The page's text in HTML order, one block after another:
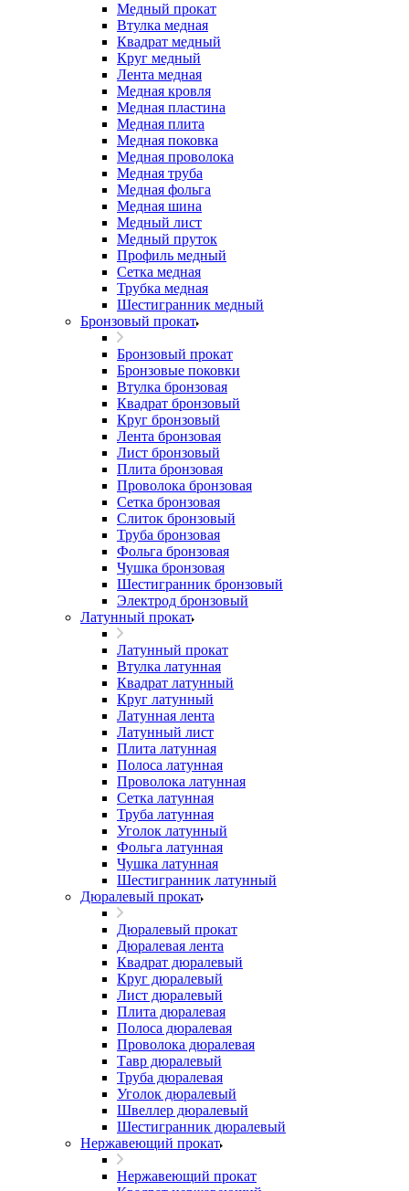
Медный прокат
Втулка медная
Квадрат медный
Круг медный
Лента медная
Медная кровля
Медная пластина
Медная плита
Медная поковка
Медная проволока
Медная труба
Медная фольга
Медная шина
Медный лист
Медный пруток
Профиль медный
Сетка медная
Трубка медная
Шестигранник медный
Бронзовый прокат
Бронзовый прокат
Бронзовые поковки
Втулка бронзовая
Квадрат бронзовый
Круг бронзовый
Лента бронзовая
Лист бронзовый
Плита бронзовая
Проволока бронзовая
Сетка бронзовая
Слиток бронзовый
Труба бронзовая
Фольга бронзовая
Чушка бронзовая
Шестигранник бронзовый
Электрод бронзовый
Латунный прокат
Латунный прокат
Втулка латунная
Квадрат латунный
Круг латунный
Латунная лента
Латунный лист
Плита латунная
Полоса латунная
Проволока латунная
Сетка латунная
Труба латунная
Уголок латунный
Фольга латунная
Чушка латунная
Шестигранник латунный
Дюралевый прокат
Дюралевый прокат
Дюралевая лента
Квадрат дюралевый
Круг дюралевый
Лист дюралевый
Плита дюралевая
Полоса дюралевая
Проволока дюралевая
Тавр дюралевый
Труба дюралевая
Уголок дюралевый
Швеллер дюралевый
Шестигранник дюралевый
Нержавеющий прокат
Нержавеющий прокат